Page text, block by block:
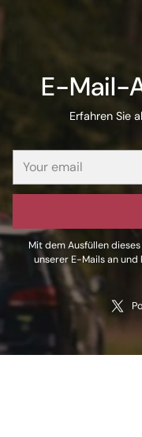
E-Mail-
Erfahren Sie
Mit dem Ausfüllen
unserer E-Mails an